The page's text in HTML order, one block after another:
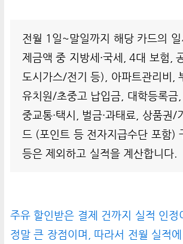
전월 1일~말일까지 해당 카드의
제금액 중 지방세·국세, 4대 보험,
도시가스/전기 등), 아파트관리비,
유치원/초중고 납입금, 대학등록금
중교통·택시, 벌금·과태료, 상품권/
드 (포인트 등 전자지급수단 포함)
등은 제외하고 실적을 계산합니다.
주유 할인받은 결제 건까지 실적 인정
정말 큰 장점이며, 따라서 전월 실적